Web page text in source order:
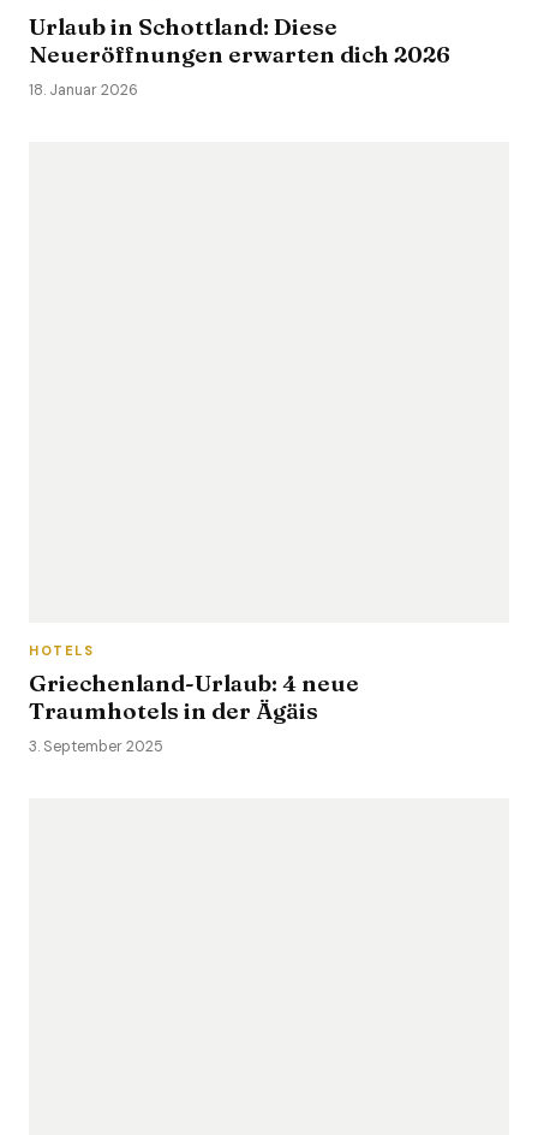
Urlaub in Schottland: Diese
Neueröffnungen erwarten dich 2026
18. Januar 2026
HOTELS
Griechenland-Urlaub: 4 neue
Traumhotels in der Ägäis
3. September 2025